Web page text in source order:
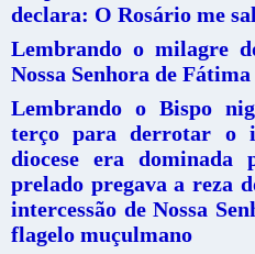
declara: O Rosário me
Lembrando o milagre
Nossa Senhora de
Lembrando o Bispo
terço para derrotar o
diocese era dominada
prelado pregava a reza
intercessão de Nossa
flagelo muçulmano